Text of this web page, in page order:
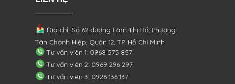
Địa chỉ: Số 62 đường Lâm Thị Hố, Phường
Tân Chánh Hiệp, Quận 12, TP. Hồ Chí Minh
Tư vấn viên 1: 0968 575 857
Tư vấn viên 2: 0969 296 297
Tư vấn viên 3: 0926 136 137